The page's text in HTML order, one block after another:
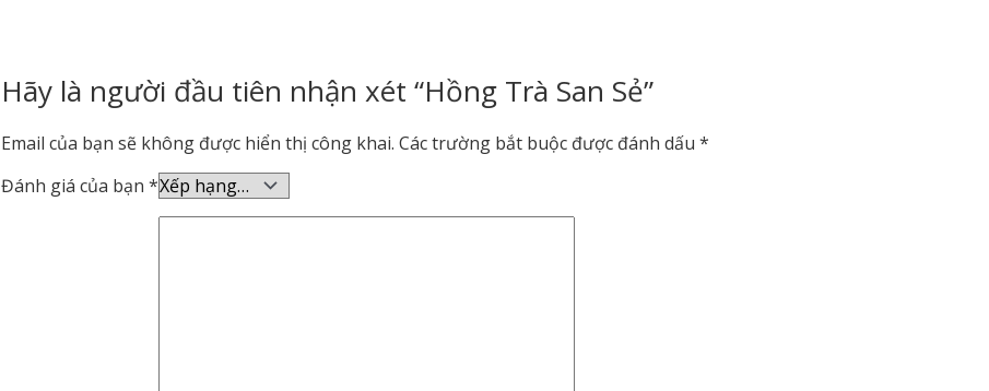
Hãy là người đầu tiên nhận xét “Hồng Trà San Sẻ”
Email của bạn sẽ không được hiển thị công khai. Các trường bắt buộc được đánh dấu*
Đánh giá của bạn*